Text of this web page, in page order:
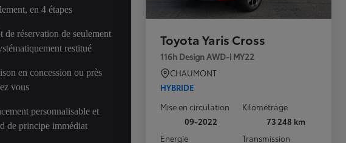
en 4 étapes
de réservation de seulement
restitué
en concession ou près
vous
personnalisable et
de principe immédiat
Toyota Yaris Cross
116h Design AWD-i MY22
CHAUMONT
HYBRIDE
Mise en circulation
09-2022
Kilométrage
73 248 km
Energie
Transmission